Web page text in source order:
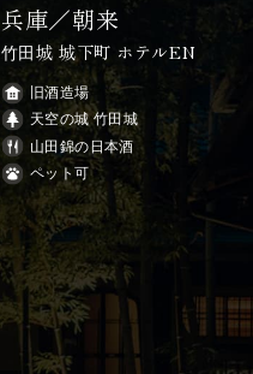
兵庫／朝来
⽵⽥城 城下町 ホテルEN
旧酒造場
天空の城 竹田城
山田錦の日本酒
ペット可